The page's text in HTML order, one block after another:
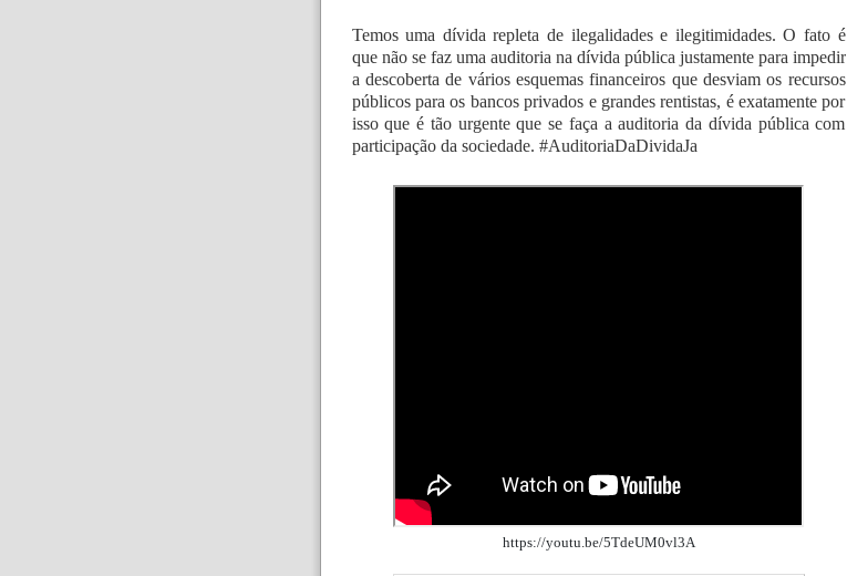
Temos uma dívida repleta de ilegalidades e ilegitimidades. O fato é
que não se faz uma auditoria na dívida pública justamente para impedir
a descoberta de vários esquemas financeiros que desviam os recursos
públicos para os bancos privados e grandes rentistas, é exatamente por
isso que é tão urgente que se faça a auditoria da dívida pública com
participação da sociedade. #AuditoriaDaDividaJa
https://youtu.be/5TdeUM0vl3A